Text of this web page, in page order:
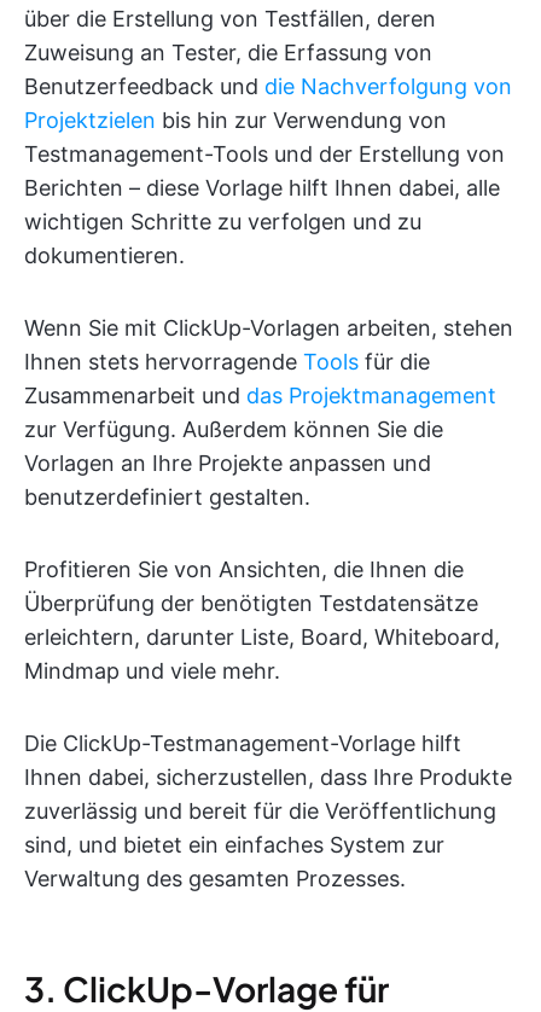
über die Erstellung von Testfällen, deren
Zuweisung an Tester, die Erfassung von
Benutzerfeedback und die Nachverfolgung von
Projektzielen bis hin zur Verwendung von
Testmanagement-Tools und der Erstellung von
Berichten – diese Vorlage hilft Ihnen dabei, alle
wichtigen Schritte zu verfolgen und zu
dokumentieren.
Wenn Sie mit ClickUp-Vorlagen arbeiten, stehen
Ihnen stets hervorragende Tools für die
Zusammenarbeit und das Projektmanagement
zur Verfügung. Außerdem können Sie die
Vorlagen an Ihre Projekte anpassen und
benutzerdefiniert gestalten.
Profitieren Sie von Ansichten, die Ihnen die
Überprüfung der benötigten Testdatensätze
erleichtern, darunter Liste, Board, Whiteboard,
Mindmap und viele mehr.
Die ClickUp-Testmanagement-Vorlage hilft
Ihnen dabei, sicherzustellen, dass Ihre Produkte
zuverlässig und bereit für die Veröffentlichung
sind, und bietet ein einfaches System zur
Verwaltung des gesamten Prozesses.
3. ClickUp-Vorlage für